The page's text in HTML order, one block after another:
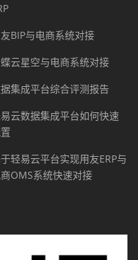
BIP与电商系统对接
云星空与电商系统对接
集成平台综合评测报告
云数据集成平台如何快速
轻易云平台实现用友ERP与
OMS系统快速对接